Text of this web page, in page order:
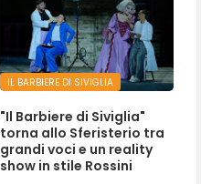
IL BARBIERE DI SIVIGLIA
"Il Barbiere di Siviglia"
torna allo Sferisterio tra
grandi voci e un reality
show in stile Rossini